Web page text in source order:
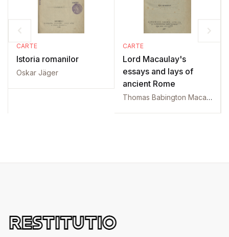
CARTE
Istoria romanilor
Oskar Jäger
CARTE
Lord Macaulay's
essays and lays of
ancient Rome
Thomas Babington Macaulay